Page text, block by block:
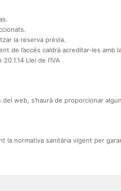
la reserva prèvia.
de l’accés caldrà acreditar-les
Llei de l’IVA
web, s’haurà de proporcionar
la normativa sanitària vigent per